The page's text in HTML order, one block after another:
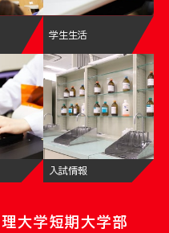
学生生活
入試情報
大学短期大学部